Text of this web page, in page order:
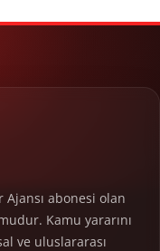
abonesi olan
Kamu yararını
ve uluslararası